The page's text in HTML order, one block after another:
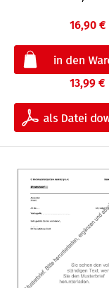
16,90 €
13,99 €